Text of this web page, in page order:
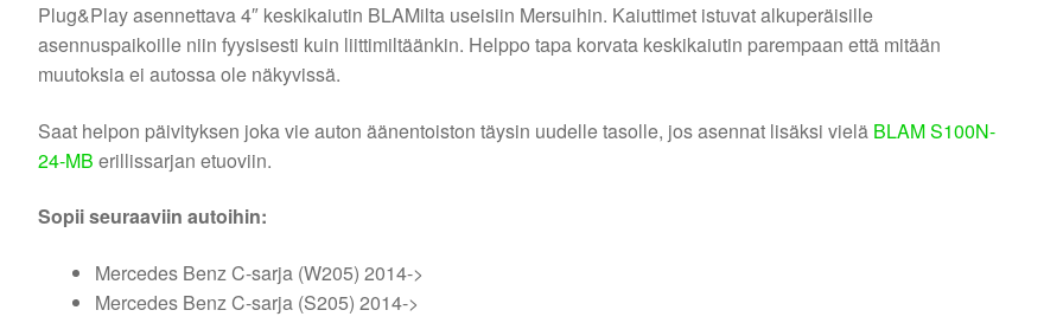
Plug&Play asennettava 4″ keskikaiutin BLAMilta useisiin Mersuihin. Kaiuttimet istuvat alkuperäisille
asennuspaikoille niin fyysisesti kuin liittimiltäänkin. Helppo tapa korvata keskikaiutin parempaan että mitään
muutoksia ei autossa ole näkyvissä.
Saat helpon päivityksen joka vie auton äänentoiston täysin uudelle tasolle, jos asennat lisäksi vielä BLAM S100N-
24-MB erillissarjan etuoviin.
Sopii seuraaviin autoihin:
Mercedes Benz C-sarja (W205) 2014->
Mercedes Benz C-sarja (S205) 2014->